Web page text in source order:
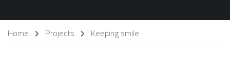
Home Projects Keeping smile